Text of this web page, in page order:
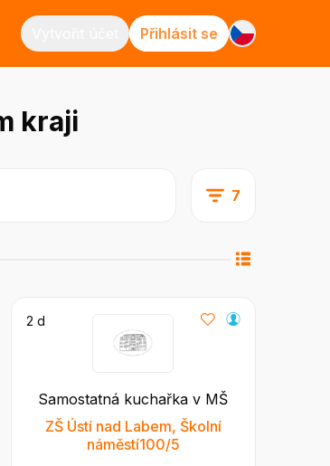
Přihlásit se
kraji
7
2 d
Samostatná kuchařka v MŠ
ZŠ Ústí nad Labem, Školní
náměstí100/5